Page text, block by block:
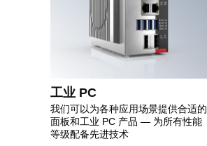
工业 PC
我们可以为各种应用场景提供合适的
面板和工业 PC 产品 — 为所有性能
等级配备先进技术